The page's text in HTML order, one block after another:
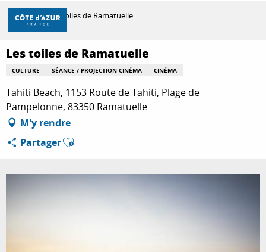
Aller
contenu
principal
DÉCOUVRIR
À FAIRE
SÉJOURNER
Accueil Les toiles de Ramatuelle
Les toiles de Ramatuelle
CULTURE SÉANCE / PROJECTION CINÉMA CINÉMA
Tahiti Beach, 1153 Route de Tahiti, Plage de
Pampelonne, 83350 Ramatuelle
M'y rendre
PartagerAjouter aux favoris